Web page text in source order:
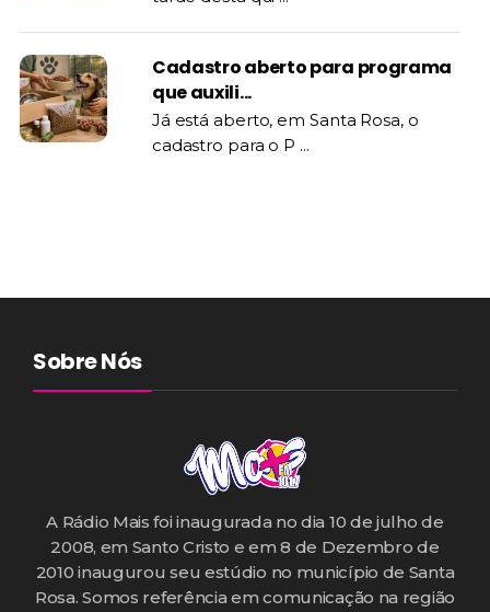
Cadastro aberto para programa
que auxili...
Já está aberto, em Santa Rosa, o
cadastro para o P ...
Sobre Nós
A Rádio Mais foi inaugurada no dia 10 de julho de
2008, em Santo Cristo e em 8 de Dezembro de
2010 inaugurou seu estúdio no município de Santa
Rosa. Somos referência em comunicação na região